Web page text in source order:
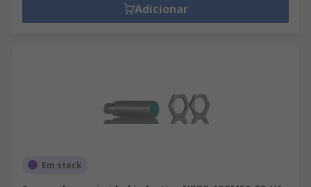
Adicionar
Em stock